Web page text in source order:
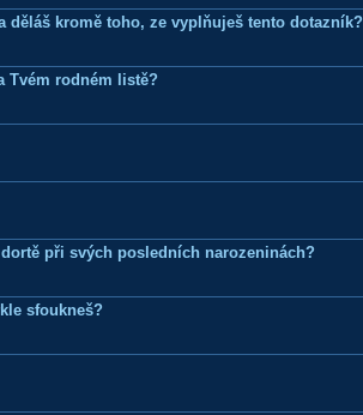
děláš kromě toho, ze vyplňuješ tento dotazník?
Tvém rodném listě?
při svých posledních narozeninách?
sfoukneš?